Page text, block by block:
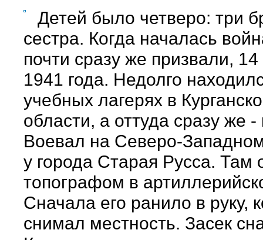
Детей было четверо: три
сестра. Когда началась
почти сразу же призвали,
1941 года. Недолго
учебных лагерях в
области, а оттуда сразу же
Воевал на Северо-
у города Старая Русса. Там
топографом в
Сначала его ранило в руку,
снимал местность. Засек